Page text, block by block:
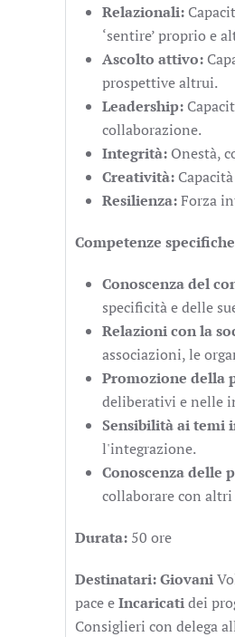
Relazionali:
‘sentire’ proprio e
Ascolto attivo:
prospettive altrui.
Leadership:
collaborazione.
Integrità: Onestà,
Creatività:
Resilienza:Forza
Competenze specifiche
Conoscenza del
specificità e delle
Relazioni con la
associazioni, le
Promozione della
deliberativi e nelle
Sensibilità ai temi
l'integrazione.
Conoscenza delle
collaborare con
Durata: 50 ore
Destinatari:Giovani
pace eIncaricatidei
Consiglieri con delega